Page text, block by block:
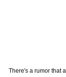
There's a rumor that